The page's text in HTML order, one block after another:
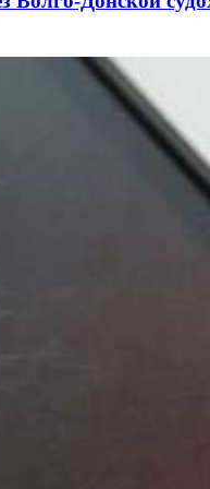
народов